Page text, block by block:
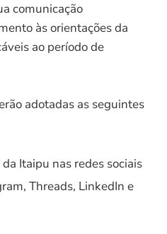
comunicação
às orientações da
ao período de
adotadas as seguintes
Itaipu nas redes sociais
Threads, LinkedIn e